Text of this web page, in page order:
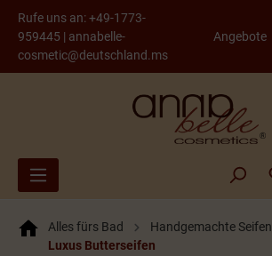
Rufe uns an:+49-1773-
959445 | annabelle-
cosmetic@deutschland.ms
Angebote
Alles fürs Bad
Handgemachte Seifen
Luxus Butterseifen